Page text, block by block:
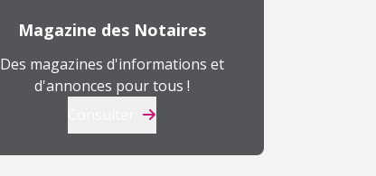
Magazine des Notaires
Des magazines d'informations et
d'annonces pour tous !